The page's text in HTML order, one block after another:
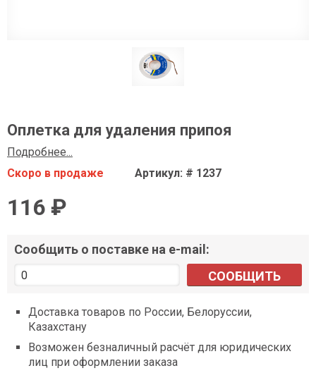
Оплетка для удаления припоя
Подробнее...
Скоро в продаже
Артикул: # 1237
116 ₽
Сообщить о поставке на e-mail:
СООБЩИТЬ
Доставка товаров по России, Белоруссии,
Казахстану
Возможен безналичный расчёт для юридических
лиц при оформлении заказа